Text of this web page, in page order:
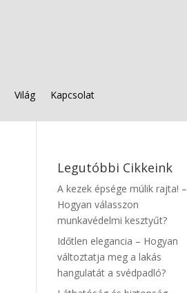
Világ Kapcsolat
Legutóbbi Cikkeink
A kezek épsége múlik rajta! –
Hogyan válasszon
munkavédelmi kesztyűt?
Időtlen elegancia – Hogyan
változtatja meg a lakás
hangulatát a svédpadló?